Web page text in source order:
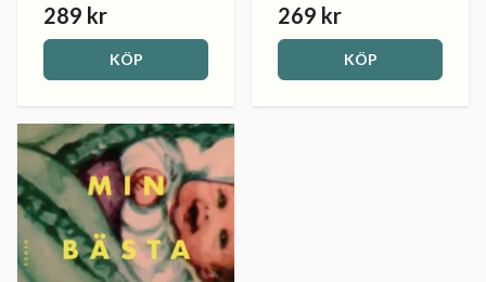
289 kr
KÖP
269 kr
KÖP